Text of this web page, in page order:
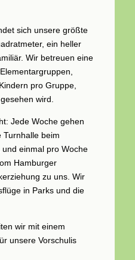
sich unsere größte
ein heller
Wir betreuen eine
pro Gruppe,
wird.
Jede Woche gehen
Turnhalle beim
einmal pro Woche
Hamburger
zu uns. Wir
in Parks und die
wir mit einem
unsere Vorschulis